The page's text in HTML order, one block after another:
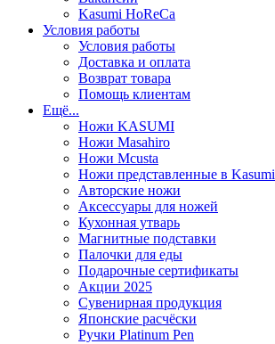
Kasumi HoReCa
Условия работы
Условия работы
Доставка и оплата
Возврат товара
Помощь клиентам
Ещё...
Ножи KASUMI
Ножи Masahiro
Ножи Mcusta
Ножи представленные в Kasumi
Авторские ножи
Аксессуары для ножей
Кухонная утварь
Магнитные подставки
Палочки для еды
Подарочные сертификаты
Акции 2025
Сувенирная продукция
Японские расчёски
Ручки Platinum Pen